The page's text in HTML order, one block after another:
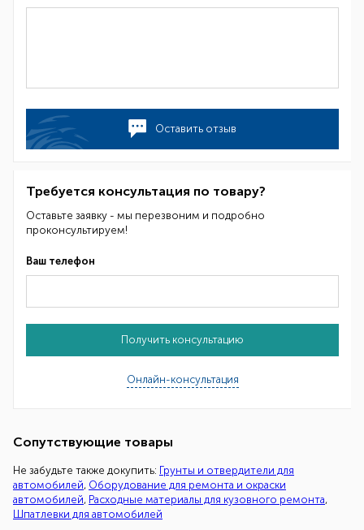
Оставить отзыв
Требуется консультация по товару?
Оставьте заявку - мы перезвоним и подробно
проконсультируем!
Ваш телефон
Получить консультацию
Онлайн-консультация
Сопутствующие товары
Не забудьте также докупить: Грунты и отвердители для
автомобилей, Оборудование для ремонта и окраски
автомобилей, Расходные материалы для кузовного ремонта,
Шпатлевки для автомобилей